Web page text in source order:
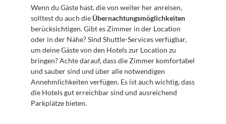
Wenn du Gäste hast, die von weiter her anreisen,
solltest du auch die Übernachtungsmöglichkeiten
berücksichtigen. Gibt es Zimmer in der Location
oder in der Nähe? Sind Shuttle-Services verfügbar,
um deine Gäste von den Hotels zur Location zu
bringen? Achte darauf, dass die Zimmer komfortabel
und sauber sind und über alle notwendigen
Annehmlichkeiten verfügen. Es ist auch wichtig, dass
die Hotels gut erreichbar sind und ausreichend
Parkplätze bieten.